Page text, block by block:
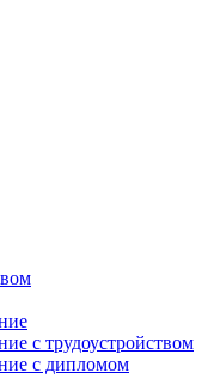
с трудоустройством
с дипломом